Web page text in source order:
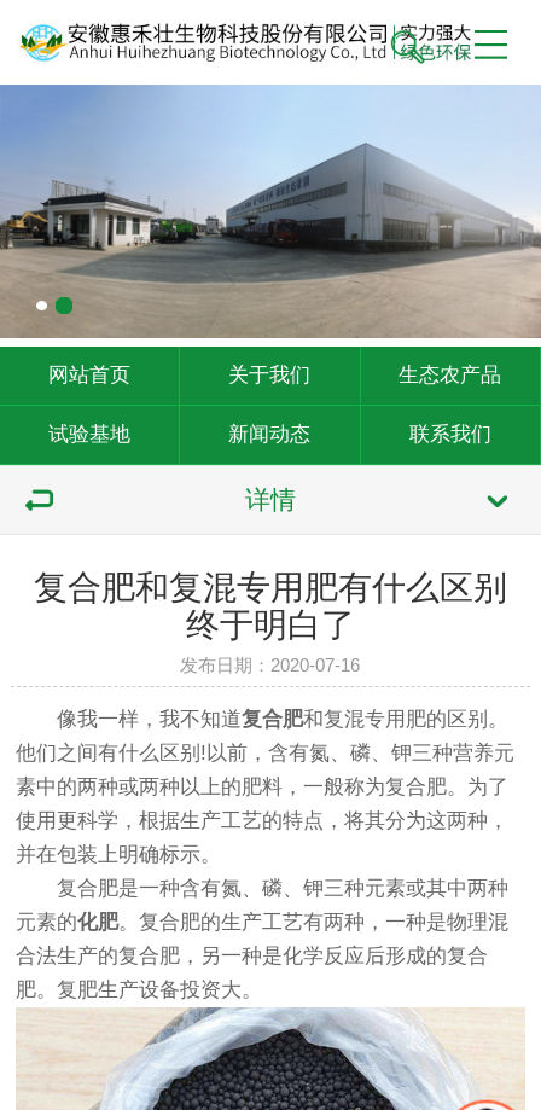
网站首页 关于我们 生态农产品
试验基地 新闻动态 联系我们
详情
复合肥和复混专用肥有什么区别
终于明白了
发布日期：2020-07-16
像我一样，我不知道复合肥和复混专用肥的区别。
他们之间有什么区别!以前，含有氮、磷、钾三种营养元
素中的两种或两种以上的肥料，一般称为复合肥。为了
使用更科学，根据生产工艺的特点，将其分为这两种，
并在包装上明确标示。
复合肥是一种含有氮、磷、钾三种元素或其中两种
元素的化肥。复合肥的生产工艺有两种，一种是物理混
合法生产的复合肥，另一种是化学反应后形成的复合
肥。复肥生产设备投资大。